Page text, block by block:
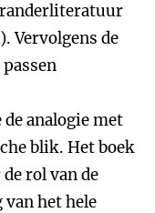
Vervolgens de
analogie met
blik. Het boek
rol van de
van het hele